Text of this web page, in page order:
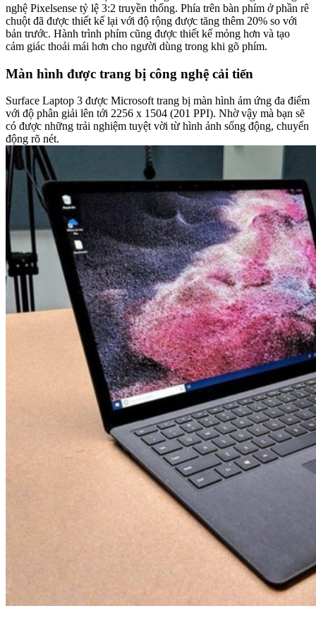
nghệ Pixelsense tỷ lệ 3:2 truyền thống. Phía trên bàn phím ở phần rê
chuột đã được thiết kế lại với độ rộng được tăng thêm 20% so với
bản trước. Hành trình phím cũng được thiết kế mỏng hơn và tạo
cảm giác thoải mái hơn cho người dùng trong khi gõ phím.
Màn hình được trang bị công nghệ cải tiến
Surface Laptop 3 được Microsoft trang bị màn hình ảm ứng đa điểm
với độ phân giải lên tới 2256 x 1504 (201 PPI). Nhờ vậy mà bạn sẽ
có được những trải nghiệm tuyệt vời từ hình ảnh sống động, chuyển
động rõ nét.